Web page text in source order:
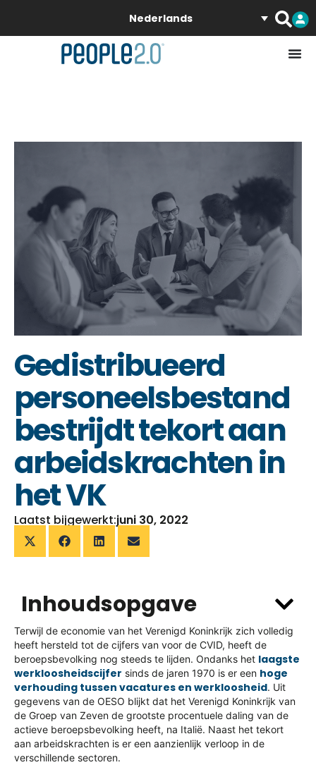
Nederlands
Gedistribueerd
personeelsbestand
bestrijdt tekort aan
arbeidskrachten in
het VK
Laatst bijgewerkt:juni 30, 2022
Inhoudsopgave
Terwijl de economie van het Verenigd Koninkrijk zich volledig
heeft hersteld tot de cijfers van voor de CVID, heeft de
beroepsbevolking nog steeds te lijden. Ondanks het laagste
werkloosheidscijfer sinds de jaren 1970 is er een hoge
verhouding tussen vacatures en werkloosheid. Uit
gegevens van de OESO blijkt dat het Verenigd Koninkrijk van
de Groep van Zeven de grootste procentuele daling van de
actieve beroepsbevolking heeft, na Italië. Naast het tekort
aan arbeidskrachten is er een aanzienlijk verloop in de
verschillende sectoren.